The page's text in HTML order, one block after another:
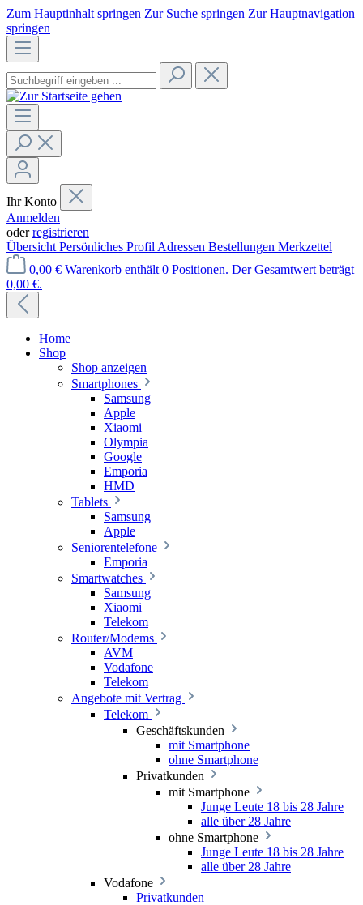
Zum Hauptinhalt springen Zur Suche springen Zur Hauptnavigation
springen
Ihr Konto
Anmelden
oderregistrieren
Übersicht Persönliches Profil Adressen Bestellungen Merkzettel
0,00 € Warenkorb enthält 0 Positionen. Der Gesamtwert beträgt
0,00 €.
Home
Shop
Shop anzeigen
Smartphones
Samsung
Apple
Xiaomi
Olympia
Google
Emporia
HMD
Tablets
Samsung
Apple
Seniorentelefone
Emporia
Smartwatches
Samsung
Xiaomi
Telekom
Router/Modems
AVM
Vodafone
Telekom
Angebote mit Vertrag
Telekom
Geschäftskunden
mit Smartphone
ohne Smartphone
Privatkunden
mit Smartphone
Junge Leute 18 bis 28 Jahre
alle über 28 Jahre
ohne Smartphone
Junge Leute 18 bis 28 Jahre
alle über 28 Jahre
Vodafone
Privatkunden